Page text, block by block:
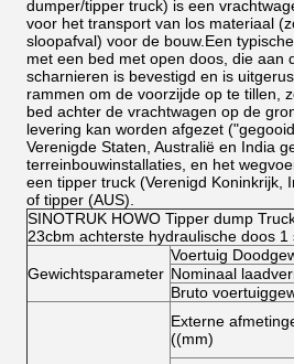
dumper/tipper truck) is een
voor het transport van los materiaal
sloopafval) voor de bouw.Een
met een bed met open doos, die aan
scharnieren is bevestigd en is
rammen om de voorzijde op te tillen,
bed achter de vrachtwagen op de
levering kan worden afgezet
Verenigde Staten, Australië en India
terreinbouwinstallaties, en het
een tipper truck (Verenigd Koninkrijk,
of tipper (AUS).
SINOTRUK HOWO Tipper dump
23cbm achterste hydraulische doos
Gewichtsparameter
Voertuig
Nominaal
Bruto
Externe
((mm)